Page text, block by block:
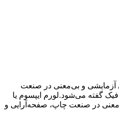
آزمایشی و بی‌معنی در صنعت
گفته می‌شود.لورم ایپسوم یا
در صنعت چاپ، صفحه‌آرایی و